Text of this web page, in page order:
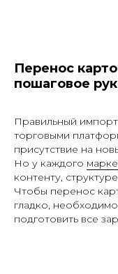
Перенос
пошаговое
Правильный
торговыми
присутствие на
Но у каждого
контенту,
Чтобы перенос
гладко,
подготовить все